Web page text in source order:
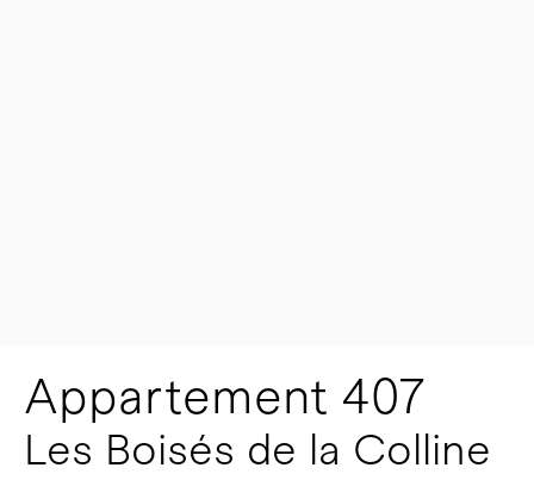
Appartement 407
Les Boisés de la Colline